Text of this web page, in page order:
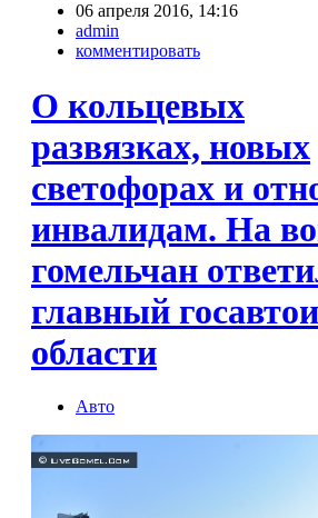
06 апреля 2016, 14:16
admin
комментировать
О кольцевых
развязках, новых
светофорах и
инвалидам. На
гомельчан
главный
области
Авто